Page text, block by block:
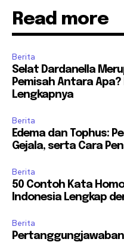
Read more
Berita
Selat Dardanella
Pemisah Antara Apa?
Lengkapnya
Berita
Edema dan Tophus:
Gejala, serta Cara
Berita
50 Contoh Kata
Indonesia Lengkap
Berita